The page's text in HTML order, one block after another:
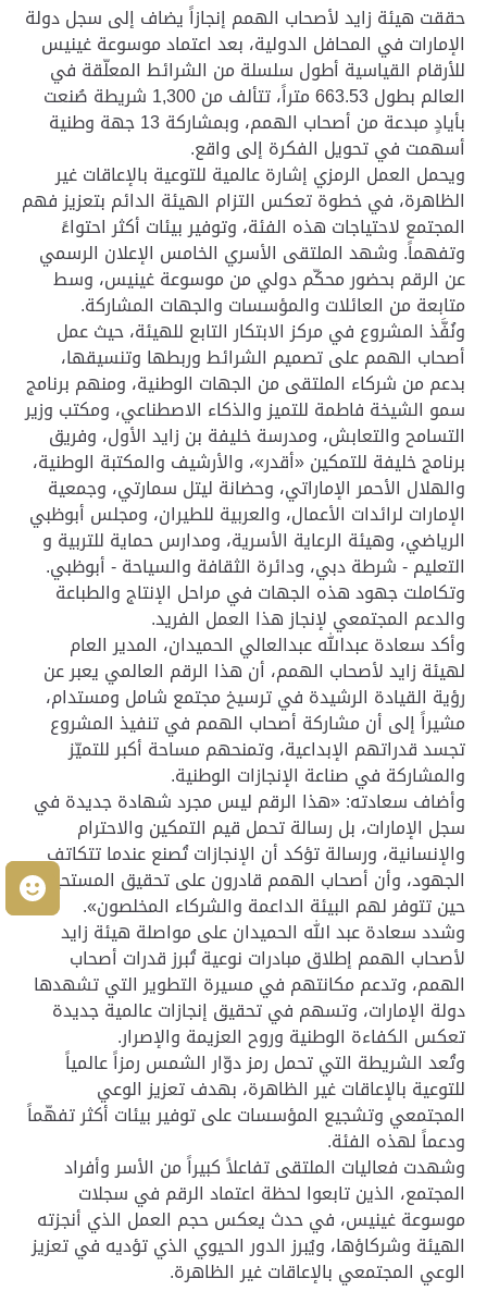
حققت هيئة زايد لأصحاب الهمم إنجازاً يضاف إلى سجل دولة
الإمارات في المحافل الدولية، بعد اعتماد موسوعة غينيس
للأرقام القياسية أطول سلسلة من الشرائط المعلّقة في
العالم بطول 663.53 متراً، تتألف من 1,300 شريطة صُنعت
بأيادٍ مبدعة من أصحاب الهمم، وبمشاركة 13 جهة وطنية
أسهمت في تحويل الفكرة إلى واقع.
ويحمل العمل الرمزي إشارة عالمية للتوعية بالإعاقات غير
الظاهرة، في خطوة تعكس التزام الهيئة الدائم بتعزيز فهم
المجتمع لاحتياجات هذه الفئة، وتوفير بيئات أكثر احتواءً
وتفهماً. وشهد الملتقى الأسري الخامس الإعلان الرسمي
عن الرقم بحضور محكّم دولي من موسوعة غينيس، وسط
متابعة من العائلات والمؤسسات والجهات المشاركة.
ونُفَّذ المشروع في مركز الابتكار التابع للهيئة، حيث عمل
أصحاب الهمم على تصميم الشرائط وربطها وتنسيقها،
بدعم من شركاء الملتقى من الجهات الوطنية، ومنهم برنامج
سمو الشيخة فاطمة للتميز والذكاء الاصطناعي، ومكتب وزير
التسامح والتعابش، ومدرسة خليفة بن زايد الأول، وفريق
برنامج خليفة للتمكين «أقدر»، والأرشيف والمكتبة الوطنية،
والهلال الأحمر الإماراتي، وحضانة ليتل سمارتي، وجمعية
الإمارات لرائدات الأعمال، والعربية للطيران، ومجلس أبوظبي
الرياضي، وهيئة الرعاية الأسرية، ومدارس حماية للتربية و
التعليم - شرطة دبي، ودائرة الثقافة والسياحة - أبوظبي.
وتكاملت جهود هذه الجهات في مراحل الإنتاج والطباعة
والدعم المجتمعي لإنجاز هذا العمل الفريد.
وأكد سعادة عبدالله عبدالعالي الحميدان، المدير العام
لهيئة زايد لأصحاب الهمم، أن هذا الرقم العالمي يعبر عن
رؤية القيادة الرشيدة في ترسيخ مجتمع شامل ومستدام،
مشيراً إلى أن مشاركة أصحاب الهمم في تنفيذ المشروع
تجسد قدراتهم الإبداعية، وتمنحهم مساحة أكبر للتميّز
والمشاركة في صناعة الإنجازات الوطنية.
وأضاف سعادته: «هذا الرقم ليس مجرد شهادة جديدة في
سجل الإمارات، بل رسالة تحمل قيم التمكين والاحترام
والإنسانية، ورسالة تؤكد أن الإنجازات تُصنع عندما تتكاتف
الجهود، وأن أصحاب الهمم قادرون على تحقيق المستحيل
حين تتوفر لهم البيئة الداعمة والشركاء المخلصون».
وشدد سعادة عبد الله الحميدان على مواصلة هيئة زايد
لأصحاب الهمم إطلاق مبادرات نوعية تُبرز قدرات أصحاب
الهمم، وتدعم مكانتهم في مسيرة التطوير التي تشهدها
دولة الإمارات، وتسهم في تحقيق إنجازات عالمية جديدة
تعكس الكفاءة الوطنية وروح العزيمة والإصرار.
وتُعد الشريطة التي تحمل رمز دوّار الشمس رمزاً عالمياً
للتوعية بالإعاقات غير الظاهرة، بهدف تعزيز الوعي
المجتمعي وتشجيع المؤسسات على توفير بيئات أكثر تفهّماً
ودعماً لهذه الفئة.
وشهدت فعاليات الملتقى تفاعلاً كبيراً من الأسر وأفراد
المجتمع، الذين تابعوا لحظة اعتماد الرقم في سجلات
موسوعة غينيس، في حدث يعكس حجم العمل الذي أنجزته
الهيئة وشركاؤها، ويُبرز الدور الحيوي الذي تؤديه في تعزيز
الوعي المجتمعي بالإعاقات غير الظاهرة.